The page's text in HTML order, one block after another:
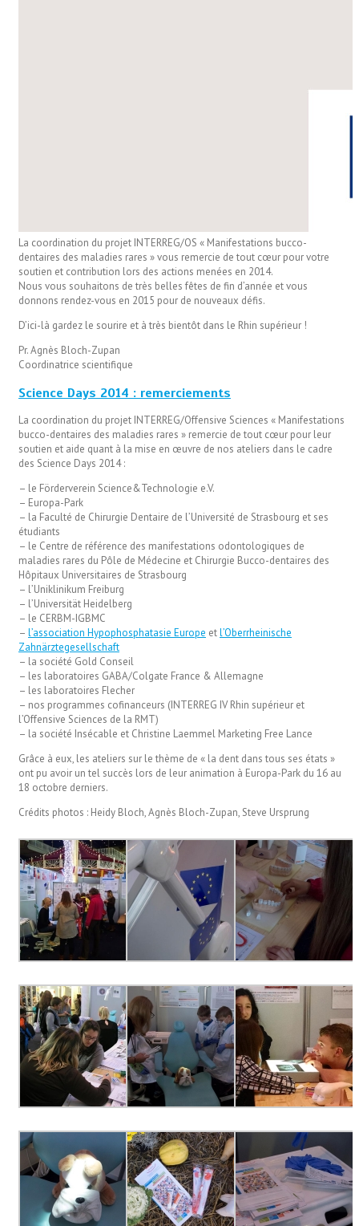
La coordination du projet INTERREG/OS « Manifestations bucco-
dentaires des maladies rares » vous remercie de tout cœur pour votre
soutien et contribution lors des actions menées en 2014.
Nous vous souhaitons de très belles fêtes de fin d’année et vous
donnons rendez-vous en 2015 pour de nouveaux défis.
D’ici-là gardez le sourire et à très bientôt dans le Rhin supérieur !
Pr. Agnès Bloch-Zupan
Coordinatrice scientifique
Science Days 2014 : remerciements
La coordination du projet INTERREG/Offensive Sciences « Manifestations
bucco-dentaires des maladies rares » remercie de tout cœur pour leur
soutien et aide quant à la mise en œuvre de nos ateliers dans le cadre
des Science Days 2014 :
– le Förderverein Science&Technologie e.V.
– Europa-Park
– la Faculté de Chirurgie Dentaire de l’Université de Strasbourg et ses
étudiants
– le Centre de référence des manifestations odontologiques de
maladies rares du Pôle de Médecine et Chirurgie Bucco-dentaires des
Hôpitaux Universitaires de Strasbourg
– l’Uniklinikum Freiburg
– l’Universität Heidelberg
– le CERBM-IGBMC
– l’association Hypophosphatasie Europe etl’Oberrheinische
Zahnärztegesellschaft
– la société Gold Conseil
– les laboratoires GABA/Colgate France & Allemagne
– les laboratoires Flecher
– nos programmes cofinanceurs (INTERREG IV Rhin supérieur et
l’Offensive Sciences de la RMT)
– la société Insécable et Christine Laemmel Marketing Free Lance
Grâce à eux, les ateliers sur le thème de « la dent dans tous ses états »
ont pu avoir un tel succès lors de leur animation à Europa-Park du 16 au
18 octobre derniers.
Crédits photos : Heidy Bloch, Agnès Bloch-Zupan, Steve Ursprung